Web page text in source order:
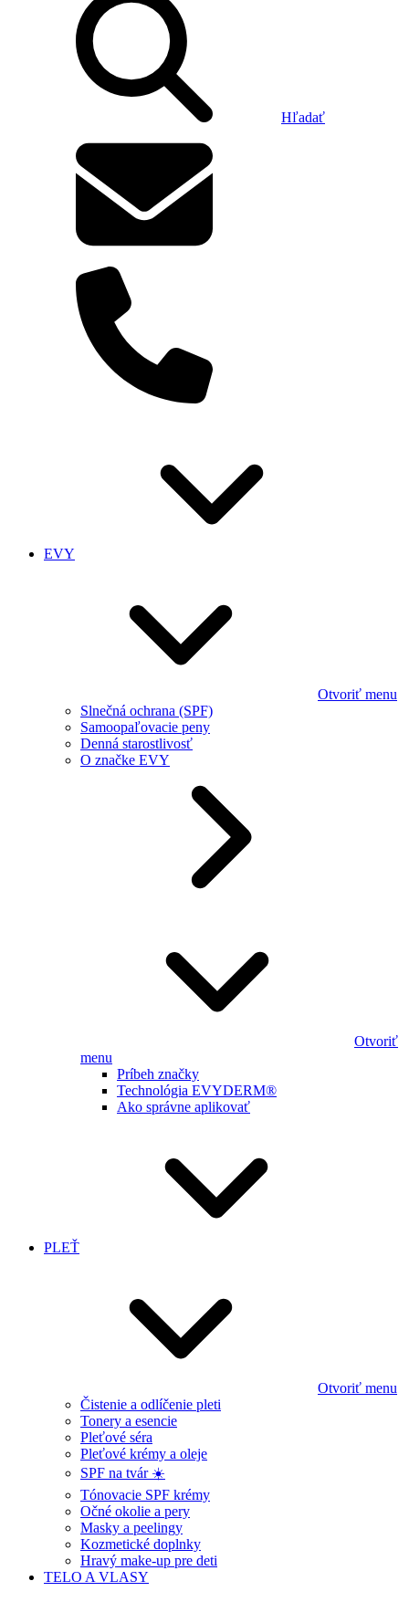
Hľadať
EVY
Otvoriť menu
Slnečná ochrana (SPF)
Samoopaľovacie peny
Denná starostlivosť
O značke EVY
Otvoriť
menu
Príbeh značky
Technológia EVYDERM®
Ako správne aplikovať
PLEŤ
Otvoriť menu
Čistenie a odlíčenie pleti
Tonery a esencie
Pleťové séra
Pleťové krémy a oleje
SPF na tvár ☀️
Tónovacie SPF krémy
Očné okolie a pery
Masky a peelingy
Kozmetické doplnky
Hravý make-up pre deti
TELO A VLASY